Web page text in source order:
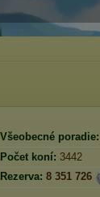
Všeobecné poradie:
Počet koní: 3442
Rezerva: 8 351 726